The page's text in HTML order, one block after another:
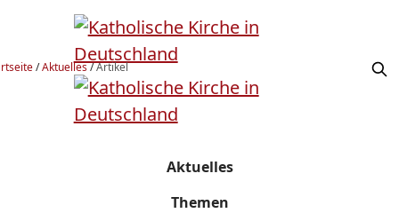
/Aktuelles/Artikel
Aktuelles
Themen